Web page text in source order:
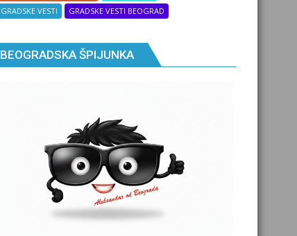
GRADSKE VESTI
GRADSKE VESTI BEOGRAD
BEOGRADSKA ŠPIJUNKA